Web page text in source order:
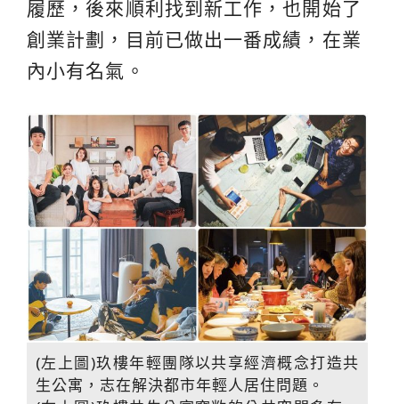
履歷，後來順利找到新工作，也開始了
創業計劃，目前已做出一番成績，在業
內小有名氣。
(左上圖)玖樓年輕團隊以共享經濟概念打造共
生公寓，志在解決都市年輕人居住問題。